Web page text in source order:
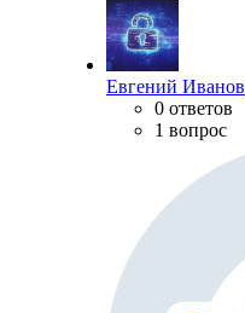
Евгений Иванов
0 ответов
1 вопрос